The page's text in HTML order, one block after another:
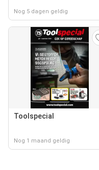
Nog 5 dagen geldig
Toolspecial
Nog 1 maand geldig